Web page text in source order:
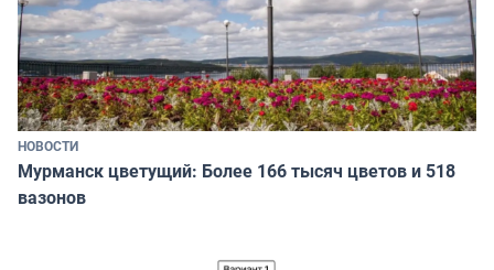
НОВОСТИ
Мурманск цветущий: Более 166 тысяч цветов и 518
вазонов